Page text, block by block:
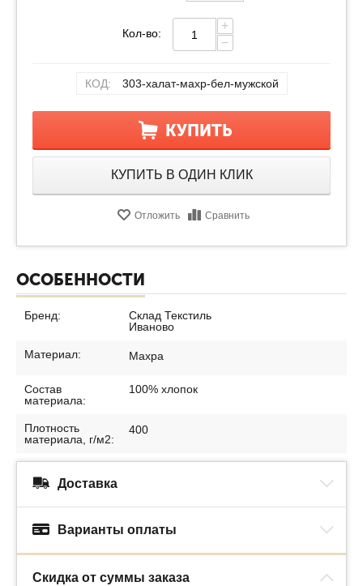
Кол-во:
+
−
КОД: 303-халат-махр-бел-мужской
КУПИТЬ
КУПИТЬ В ОДИН КЛИК
Отложить Сравнить
ОСОБЕННОСТИ
Бренд:
Склад Текстиль
Иваново
Материал: Махра
Состав
материала:
100% хлопок
Плотность
материала, г/м2:
400
Доставка
Варианты оплаты
Скидка от суммы заказа